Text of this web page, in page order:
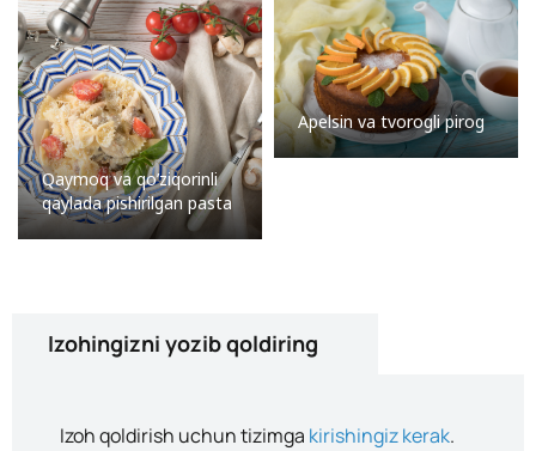
Qaymoq va qo’ziqorinli
qaylada pishirilgan pasta
Apelsin va tvorogli pirog
Izohingizni yozib qoldiring
Izoh qoldirish uchun tizimga kirishingiz kerak.